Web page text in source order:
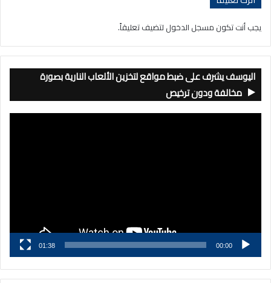
يجب أنت تكون مسجل الدخول لتضيف تعليقاً.
اليوسف يشرف على ضبط مواقع لتخزين الألعاب النارية بصورة
مخالفة ودون ترخيص
00:00
01:38